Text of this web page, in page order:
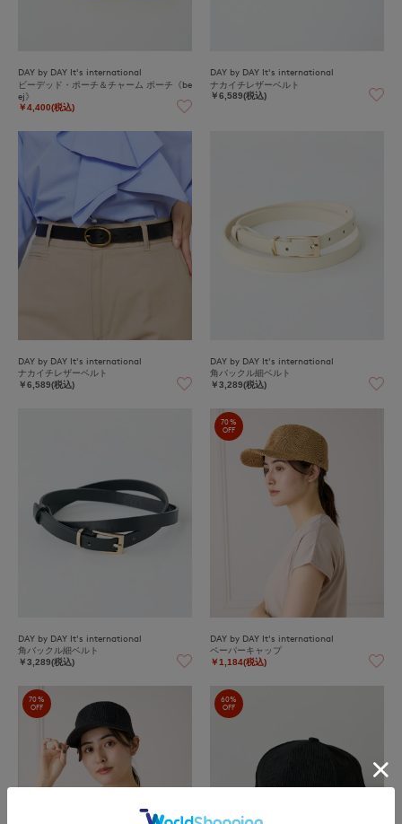
DAY by DAY It's international
ビーデッド・ポーチ＆チャーム ポーチ《be
ej》
￥4,400(税込)
DAY by DAY It's international
ナカイチレザーベルト
￥6,589(税込)
DAY by DAY It's international
ナカイチレザーベルト
￥6,589(税込)
DAY by DAY It's international
角バックル細ベルト
￥3,289(税込)
DAY by DAY It's international
角バックル細ベルト
￥3,289(税込)
70%
OFF
DAY by DAY It's international
ペーパーキャップ
￥1,184(税込)
70%
OFF
60%
OFF